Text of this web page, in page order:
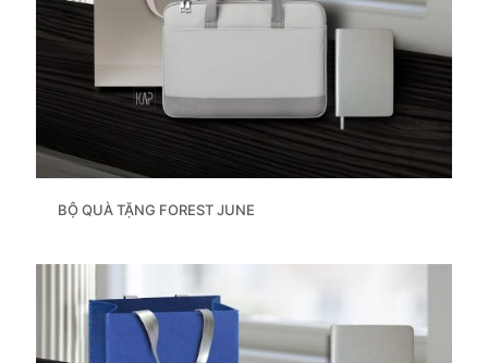
BỘ QUÀ TẶNG FOREST JUNE